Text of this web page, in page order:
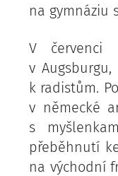
na gymnáziu
V červenci
v
k radistům.
v německé
s
přeběhnutí
na východní